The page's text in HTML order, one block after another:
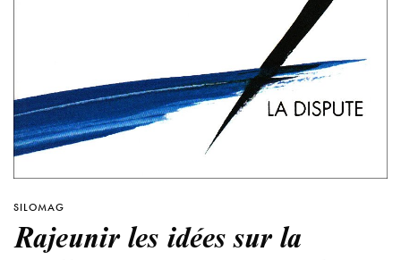
SILOMAG
Rajeunir les idées sur la